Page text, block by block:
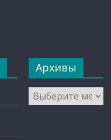
Архивы
Архивы